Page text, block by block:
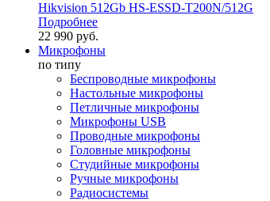
Hikvision 512Gb HS-ESSD-T200N/512G
Подробнее
22 990 руб.
Микрофоны
по типу
Беспроводные микрофоны
Настольные микрофоны
Петличные микрофоны
Микрофоны USB
Проводные микрофоны
Головные микрофоны
Студийные микрофоны
Ручные микрофоны
Радиосистемы